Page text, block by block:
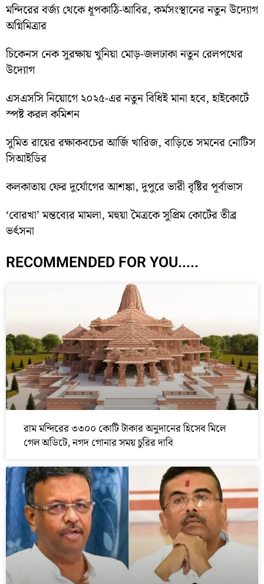
মন্দিরের বর্জ্য থেকে ধূপকাঠি-আবির, কর্মসংস্থানের নতুন উদ্যোগ
অগ্নিমিত্রার
চিকেনস নেক সুরক্ষায় খুনিয়া মোড়-জলঢাকা নতুন রেলপথের
উদ্যোগ
এসএসসি নিয়োগে ২০২৫-এর নতুন বিধিই মানা হবে, হাইকোর্টে
স্পষ্ট করল কমিশন
সুমিত রায়ের রক্ষাকবচের আর্জি খারিজ, বাড়িতে সমনের নোটিস
সিআইডির
কলকাতায় ফের দুর্যোগের আশঙ্কা, দুপুরে ভারী বৃষ্টির পূর্বাভাস
‘বোরখা’ মন্তব্যের মামলা, মহুয়া মৈত্রকে সুপ্রিম কোর্টের তীব্র
ভর্ৎসনা
RECOMMENDED FOR YOU.....
রাম মন্দিরের ৩৩০০ কোটি টাকার অনুদানের হিসেব মিলে
গেল অডিটে, নগদ গোনার সময় চুরির দাবি